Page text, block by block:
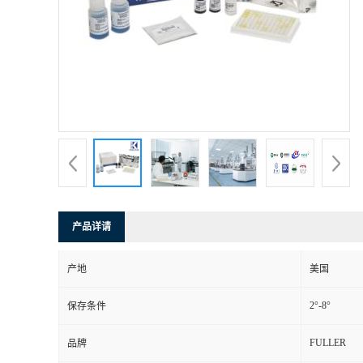
产品详请
产地 美国
保存条件 2°-8°
品牌 FULLER